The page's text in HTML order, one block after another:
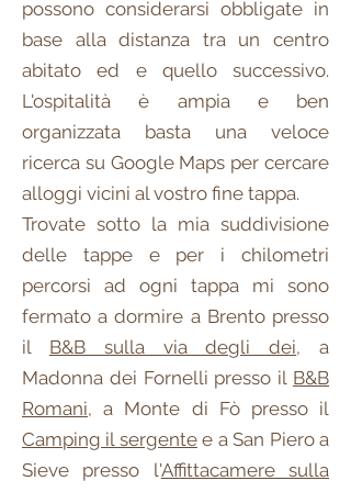
possono considerarsi obbligate in
base alla distanza tra un centro
abitato ed e quello successivo.
L'ospitalità è ampia e ben
organizzata basta una veloce
ricerca su Google Maps per cercare
alloggi vicini al vostro fine tappa.
Trovate sotto la mia suddivisione
delle tappe e per i chilometri
percorsi ad ogni tappa mi sono
fermato a dormire a Brento presso
il B&B sulla via degli dei, a
Madonna dei Fornelli presso il B&B
Romani, a Monte di Fò presso il
Camping il sergentee a San Piero a
Sieve presso l'Affittacamere sulla